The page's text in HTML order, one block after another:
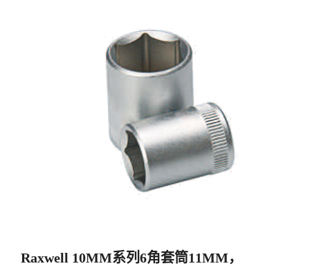
Raxwell 10MM系列6角套筒11MM，